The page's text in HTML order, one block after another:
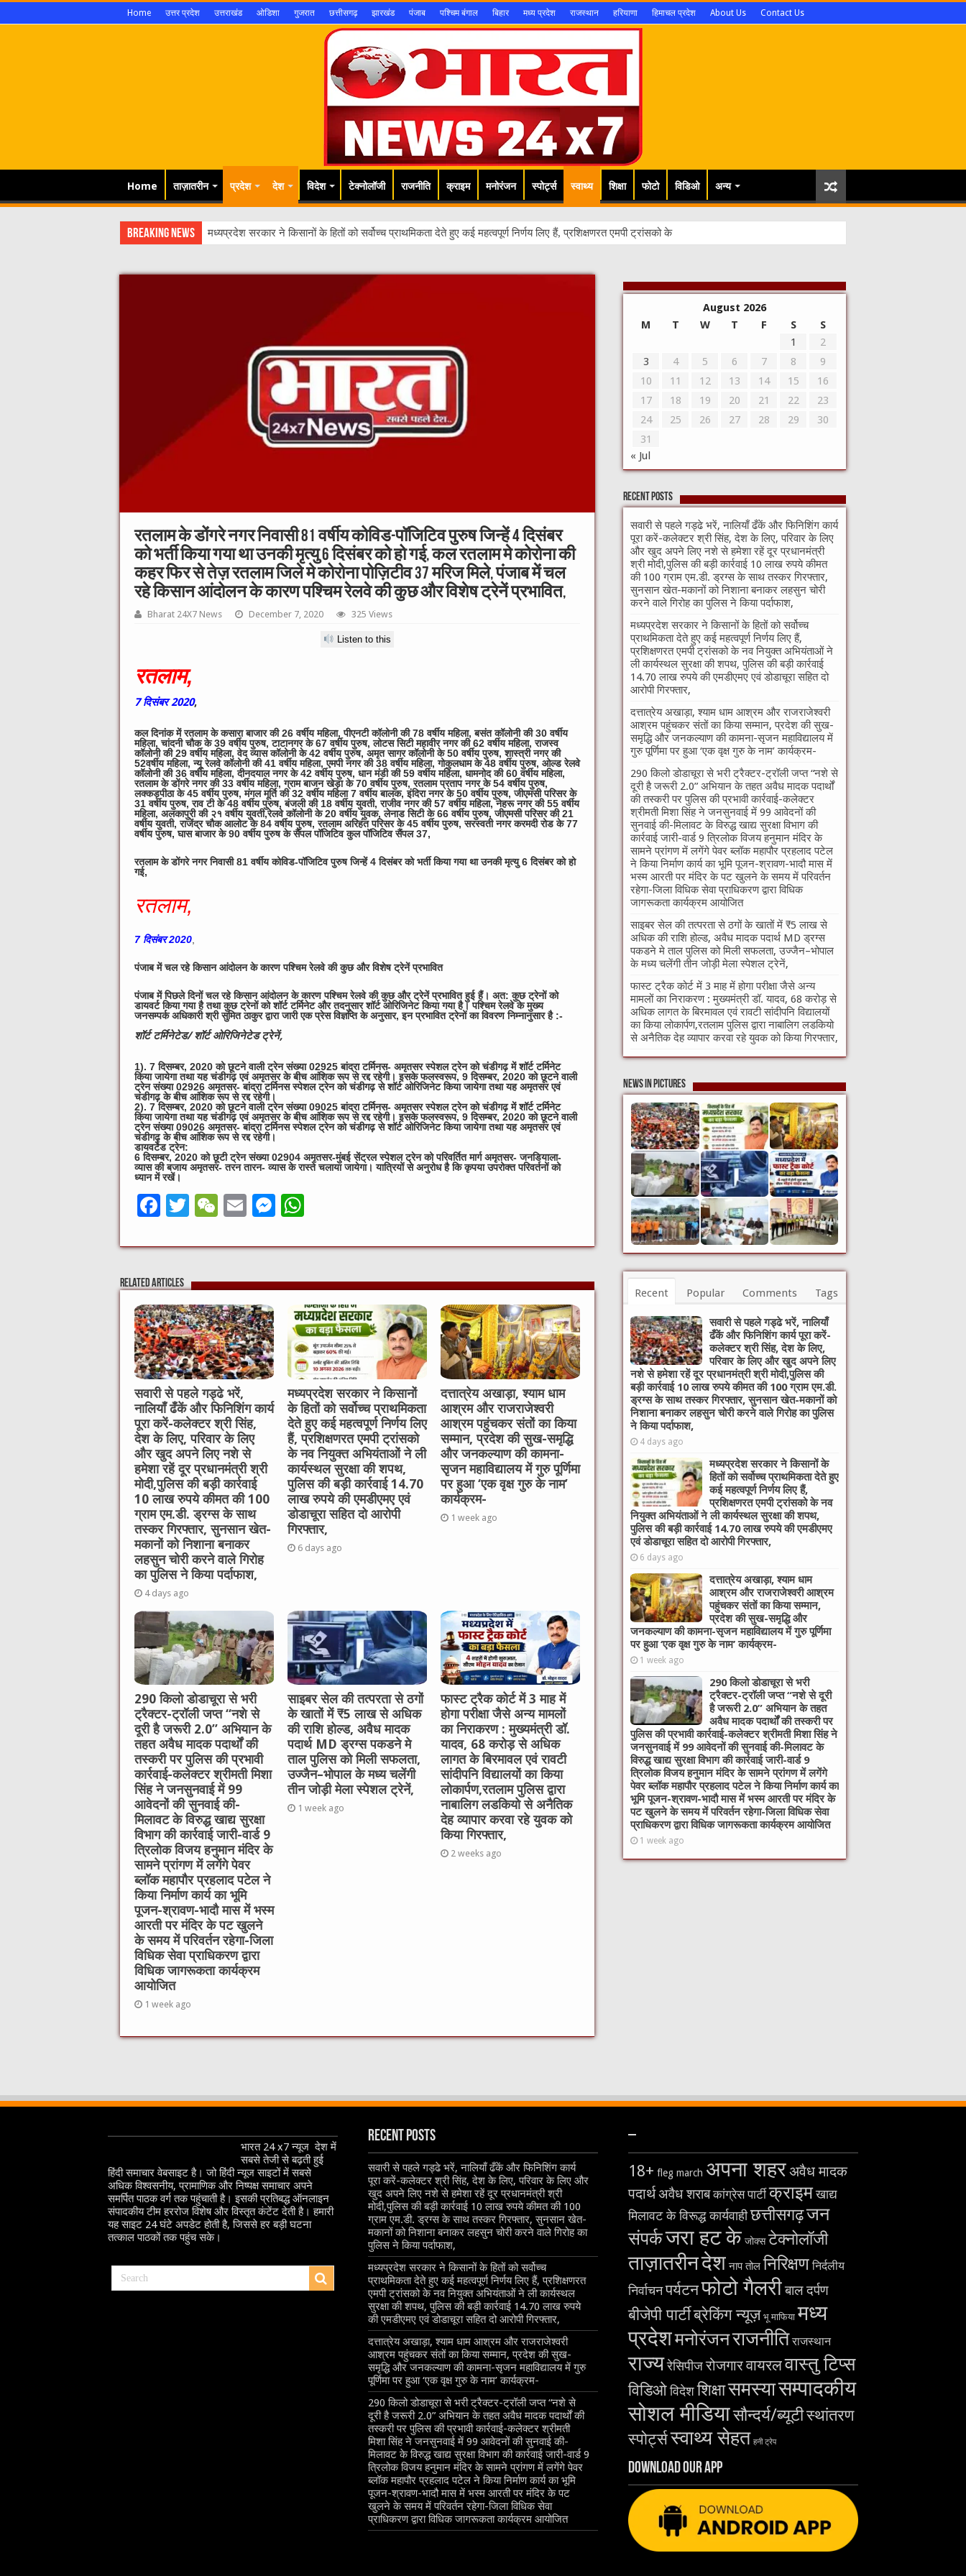
Home उत्तर प्रदेश उत्तराखंड ओडिशा गुजरात छत्तीसगढ़ झारखंड पंजाब पश्चिम बंगाल बिहार मध्य प्रदेश राजस्थान हरियाणा हिमाचल प्रदेश About Us Contact Us
Home ताज़ातरीन प्रदेश देश विदेश टेक्नोलॉजी राजनीति क्राइम मनोरंजन स्पोर्ट्स स्वाथ्य शिक्षा फोटो विडिओ अन्य
Breaking News दत्तात्रेय अखाड़ा, श
रतलाम के डोंगरे नगर निवासी 81 वर्षीय कोविड-पॉजिटिव पुरुष जिन्हें 4 दिसंबर
को भर्ती किया गया था उनकी मृत्यु 6 दिसंबर को हो गई, कल रतलाम मे कोरोना की
कहर फिर से तेज़ रतलाम जिले मे कोरोना पोज़िटीव 37 मरिज मिले, पंजाब में चल
रहे किसान आंदोलन के कारण पश्चिम रेलवे की कुछ और विशेष ट्रेनें प्रभावित,
Bharat 24X7 News December 7, 2020 325 Views
Listen to this
रतलाम,
7 दिसंबर 2020,
कल दिनांक में रतलाम के कसारा बाजार की 26 वर्षीय महिला, पीएनटी कॉलोनी की 78 वर्षीय महिला, बसंत कॉलोनी की 30 वर्षीय
महिला, चांदनी चौक के 39 वर्षीय पुरुष, टाटानगर के 67 वर्षीय पुरुष, लोटस सिटी महावीर नगर की 62 वर्षीय महिला, राजस्व
कॉलोनी की 29 वर्षीय महिला, वेद व्यास कॉलोनी के 42 वर्षीय पुरुष, अमृत सागर कॉलोनी के 50 वर्षीय पुरुष, शास्त्री नगर की
52वर्षीय महिला, न्यू रेलवे कॉलोनी की 41 वर्षीय महिला, एमपी नगर की 38 वर्षीय महिला, गोकुलधाम के 48 वर्षीय पुरुष, ओल्ड रेलवे
कॉलोनी की 36 वर्षीय महिला, दीनदयाल नगर के 42 वर्षीय पुरुष, धान मंडी की 59 वर्षीय महिला, धामनोद की 60 वर्षीय महिला,
रतलाम के डोंगरे नगर की 33 वर्षीय महिला, ग्राम बाजन खेड़ा के 70 वर्षीय पुरुष, रतलाम प्रताप नगर के 54 वर्षीय पुरुष,
लक्कड़पीठा के 45 वर्षीय पुरुष, मंगल मूर्ति की 32 वर्षीय महिला 7 वर्षीय बालक, इंदिरा नगर के 50 वर्षीय पुरुष, जीएमसी परिसर के
31 वर्षीय पुरुष, राव टी के 48 वर्षीय पुरुष, बंजली की 18 वर्षीय युवती, राजीव नगर की 57 वर्षीय महिला, नेहरू नगर की 55 वर्षीय
महिला, अलकापुरी की २१ वर्षीय युवती,रेलवे कॉलोनी के 20 वर्षीय युवक, लेनाड सिटी के 66 वर्षीय पुरुष, जीएमसी परिसर की 21
वर्षीय युवती, राजेंद्र चौक आलोट के 84 वर्षीय पुरुष, रतलाम अरिहंत परिसर के 45 वर्षीय पुरुष, सरस्वती नगर करमदी रोड के 77
वर्षीय पुरुष, घास बाजार के 90 वर्षीय पुरुष के सैंपल पॉजिटिव कुल पॉजिटिव सैंपल 37,
रतलाम के डोंगरे नगर निवासी 81 वर्षीय कोविड-पॉजिटिव पुरुष जिन्हें 4 दिसंबर को भर्ती किया गया था उनकी मृत्यु 6 दिसंबर को हो
गई,
रतलाम,
7 दिसंबर 2020,
पंजाब में चल रहे किसान आंदोलन के कारण पश्चिम रेलवे की कुछ और विशेष ट्रेनें प्रभावित
पंजाब में पिछले दिनों चल रहे किसान आंदोलन के कारण पश्चिम रेलवे की कुछ और ट्रेनें प्रभावित हुई हैं। अत: कुछ ट्रेनों को
डायवर्ट किया गया है तथा कुछ ट्रेनों को शॉर्ट टर्मिनेट और तदनुसार शॉर्ट ओरिजिनेट किया गया है।पश्चिम रेलवे के मुख्य
जनसम्पर्क अधिकारी श्री सुमित ठाकुर द्वारा जारी एक प्रेस विज्ञप्ति के अनुसार, इन प्रभावित ट्रेनों का विवरण निम्नानुसार है :-
शॉर्ट टर्मिनेटेड/ शॉर्ट ओरिजिनेटेड ट्रेनें,
1). 7 दिसम्‍बर, 2020 को छूटने वाली ट्रेन संख्‍या 02925 बांद्रा टर्मिनस- अमृतसर स्पेशल ट्रेन को चंडीगढ़ में शॉर्ट टर्मिनेट
किया जायेगा तथा यह चंडीगढ़ एवं अमृतसर के बीच आंशिक रूप से रद्द रहेगी। इसके फलस्‍वरूप, 9 दिसम्‍बर, 2020 को छूटने वाली
ट्रेन संख्‍या 02926 अमृतसर- बांद्रा टर्मिनस स्पेशल ट्रेन को चंडीगढ़ से शॉर्ट ओरिजिनेट किया जायेगा तथा यह अमृतसर एवं
चंडीगढ़ के बीच आंशिक रूप से रद्द रहेगी।
2). 7 दिसम्‍बर, 2020 को छूटने वाली ट्रेन संख्‍या 09025 बांद्रा टर्मिनस- अमृतसर स्पेशल ट्रेन को चंडीगढ़ में शॉर्ट टर्मिनेट
किया जायेगा तथा यह चंडीगढ़ एवं अमृतसर के बीच आंशिक रूप से रद्द रहेगी। इसके फलस्‍वरूप, 9 दिसम्‍बर, 2020 को छूटने वाली
ट्रेन संख्‍या 09026 अमृतसर- बांद्रा टर्मिनस स्पेशल ट्रेन को चंडीगढ़ से शॉर्ट ओरिजिनेट किया जायेगा तथा यह अमृतसर एवं
चंडीगढ़ के बीच आंशिक रूप से रद्द रहेगी।
डायवर्टेड ट्रेन:
6 दिसम्‍बर, 2020 को छूटी ट्रेन संख्‍या 02904 अमृतसर-मुंबई सेंट्रल स्पेशल ट्रेन को परिवर्तित मार्ग अमृतसर- जनडियाला-
व्‍यास की बजाय अमृतसर- तरन तारन- व्‍यास के रास्ते चलाया जायेगा।यात्रियों से अनुरोध है कि कृपया उपरोक्‍त परिवर्तनों को
ध्यान में रखें।
F
c
e
b
o
o
k
T
it
te
r
W
C
h
at
E
ai
l
M
ss
e
n
er
at
s
A
p
p
Related Articles
सवारी से पहले गड्ढे भरें,
नालियाँ ढँकें और फिनिशिंग कार्य
पूरा करें-कलेक्टर श्री सिंह,
देश के लिए, परिवार के लिए
और खुद अपने लिए नशे से
हमेशा रहें दूर प्रधानमंत्री श्री
मोदी,पुलिस की बड़ी कार्रवाई
10 लाख रुपये कीमत की 100
ग्राम एम.डी. ड्रग्स के साथ
तस्कर गिरफ्तार, सुनसान खेत-
मकानों को निशाना बनाकर
लहसुन चोरी करने वाले गिरोह
का पुलिस ने किया पर्दाफाश,
4 days ago
मध्यप्रदेश सरकार ने किसानों
के हितों को सर्वोच्च प्राथमिकता
देते हुए कई महत्वपूर्ण निर्णय लिए
हैं, प्रशिक्षणरत एमपी ट्रांसको
के नव नियुक्त अभियंताओं ने ली
कार्यस्थल सुरक्षा की शपथ,
पुलिस की बड़ी कार्रवाई 14.70
लाख रुपये की एमडीएमए एवं
डोडाचूरा सहित दो आरोपी
गिरफ्तार,
6 days ago
दत्तात्रेय अखाड़ा, श्याम धाम
आश्रम और राजराजेश्वरी
आश्रम पहुंचकर संतों का किया
सम्मान, प्रदेश की सुख-समृद्धि
और जनकल्याण की कामना-
सृजन महाविद्यालय में गुरु पूर्णिमा
पर हुआ ‘एक वृक्ष गुरु के नाम’
कार्यक्रम-
1 week ago
290 किलो डोडाचूरा से भरी
ट्रैक्टर-ट्रॉली जप्त “नशे से
दूरी है जरूरी 2.0” अभियान के
तहत अवैध मादक पदार्थों की
तस्करी पर पुलिस की प्रभावी
कार्रवाई-कलेक्टर श्रीमती मिशा
सिंह ने जनसुनवाई में 99
आवेदनों की सुनवाई की-
मिलावट के विरुद्ध खाद्य सुरक्षा
विभाग की कार्रवाई जारी-वार्ड 9
त्रिलोक विजय हनुमान मंदिर के
सामने प्रांगण में लगेंगे पेवर
ब्लॉक महापौर प्रहलाद पटेल ने
किया निर्माण कार्य का भूमि
पूजन-श्रावण-भादौ मास में भस्म
आरती पर मंदिर के पट खुलने
के समय में परिवर्तन रहेगा-जिला
विधिक सेवा प्राधिकरण द्वारा
विधिक जागरूकता कार्यक्रम
आयोजित
1 week ago
साइबर सेल की तत्परता से ठगों
के खातों में ₹5 लाख से अधिक
की राशि होल्ड, अवैध मादक
पदार्थ MD ड्रग्स पकडने मे
ताल पुलिस को मिली सफलता,
उज्जैन–भोपाल के मध्य चलेंगी
तीन जोड़ी मेला स्पेशल ट्रेनें,
1 week ago
फास्ट ट्रैक कोर्ट में 3 माह में
होगा परीक्षा जैसे अन्य मामलों
का निराकरण : मुख्यमंत्री डॉ.
यादव, 68 करोड़ से अधिक
लागत के बिरमावल एवं रावटी
सांदीपनि विद्यालयों का किया
लोकार्पण,रतलाम पुलिस द्वारा
नाबालिग लडकियो से अनैतिक
देह व्यापार करवा रहे युवक को
किया गिरफ्तार,
2 weeks ago
August 2026
M
T W T F S
S
1
2
3
4 5 6 7 8
9
10
11 12 13 14 15
16
17
18 19 20 21 22
23
24
25 26 27 28 29
30
31
« Jul
Recent Posts
सवारी से पहले गड्ढे भरें, नालियाँ ढँकें और फिनिशिंग कार्य
पूरा करें-कलेक्टर श्री सिंह, देश के लिए, परिवार के लिए
और खुद अपने लिए नशे से हमेशा रहें दूर प्रधानमंत्री
श्री मोदी,पुलिस की बड़ी कार्रवाई 10 लाख रुपये कीमत
की 100 ग्राम एम.डी. ड्रग्स के साथ तस्कर गिरफ्तार,
सुनसान खेत-मकानों को निशाना बनाकर लहसुन चोरी
करने वाले गिरोह का पुलिस ने किया पर्दाफाश,
मध्यप्रदेश सरकार ने किसानों के हितों को सर्वोच्च
प्राथमिकता देते हुए कई महत्वपूर्ण निर्णय लिए हैं,
प्रशिक्षणरत एमपी ट्रांसको के नव नियुक्त अभियंताओं ने
ली कार्यस्थल सुरक्षा की शपथ, पुलिस की बड़ी कार्रवाई
14.70 लाख रुपये की एमडीएमए एवं डोडाचूरा सहित दो
आरोपी गिरफ्तार,
दत्तात्रेय अखाड़ा, श्याम धाम आश्रम और राजराजेश्वरी
आश्रम पहुंचकर संतों का किया सम्मान, प्रदेश की सुख-
समृद्धि और जनकल्याण की कामना-सृजन महाविद्यालय में
गुरु पूर्णिमा पर हुआ ‘एक वृक्ष गुरु के नाम’ कार्यक्रम-
290 किलो डोडाचूरा से भरी ट्रैक्टर-ट्रॉली जप्त “नशे से
दूरी है जरूरी 2.0” अभियान के तहत अवैध मादक पदार्थों
की तस्करी पर पुलिस की प्रभावी कार्रवाई-कलेक्टर
श्रीमती मिशा सिंह ने जनसुनवाई में 99 आवेदनों की
सुनवाई की-मिलावट के विरुद्ध खाद्य सुरक्षा विभाग की
कार्रवाई जारी-वार्ड 9 त्रिलोक विजय हनुमान मंदिर के
सामने प्रांगण में लगेंगे पेवर ब्लॉक महापौर प्रहलाद पटेल
ने किया निर्माण कार्य का भूमि पूजन-श्रावण-भादौ मास में
भस्म आरती पर मंदिर के पट खुलने के समय में परिवर्तन
रहेगा-जिला विधिक सेवा प्राधिकरण द्वारा विधिक
जागरूकता कार्यक्रम आयोजित
साइबर सेल की तत्परता से ठगों के खातों में ₹5 लाख से
अधिक की राशि होल्ड, अवैध मादक पदार्थ MD ड्रग्स
पकडने मे ताल पुलिस को मिली सफलता, उज्जैन–भोपाल
के मध्य चलेंगी तीन जोड़ी मेला स्पेशल ट्रेनें,
फास्ट ट्रैक कोर्ट में 3 माह में होगा परीक्षा जैसे अन्य
मामलों का निराकरण : मुख्यमंत्री डॉ. यादव, 68 करोड़ से
अधिक लागत के बिरमावल एवं रावटी सांदीपनि विद्यालयों
का किया लोकार्पण,रतलाम पुलिस द्वारा नाबालिग लडकियो
से अनैतिक देह व्यापार करवा रहे युवक को किया गिरफ्तार,
News in Pictures
Recent Popular Comments Tags
सवारी से पहले गड्ढे भरें, नालियाँ
ढँकें और फिनिशिंग कार्य पूरा करें-
कलेक्टर श्री सिंह, देश के लिए,
परिवार के लिए और खुद अपने लिए
नशे से हमेशा रहें दूर प्रधानमंत्री श्री मोदी,पुलिस की
बड़ी कार्रवाई 10 लाख रुपये कीमत की 100 ग्राम एम.डी.
ड्रग्स के साथ तस्कर गिरफ्तार, सुनसान खेत-मकानों को
निशाना बनाकर लहसुन चोरी करने वाले गिरोह का पुलिस
ने किया पर्दाफाश,
4 days ago
मध्यप्रदेश सरकार ने किसानों के
हितों को सर्वोच्च प्राथमिकता देते हुए
कई महत्वपूर्ण निर्णय लिए हैं,
प्रशिक्षणरत एमपी ट्रांसको के नव
नियुक्त अभियंताओं ने ली कार्यस्थल सुरक्षा की शपथ,
पुलिस की बड़ी कार्रवाई 14.70 लाख रुपये की एमडीएमए
एवं डोडाचूरा सहित दो आरोपी गिरफ्तार,
6 days ago
दत्तात्रेय अखाड़ा, श्याम धाम
आश्रम और राजराजेश्वरी आश्रम
पहुंचकर संतों का किया सम्मान,
प्रदेश की सुख-समृद्धि और
जनकल्याण की कामना-सृजन महाविद्यालय में गुरु पूर्णिमा
पर हुआ ‘एक वृक्ष गुरु के नाम’ कार्यक्रम-
1 week ago
290 किलो डोडाचूरा से भरी
ट्रैक्टर-ट्रॉली जप्त “नशे से दूरी
है जरूरी 2.0” अभियान के तहत
अवैध मादक पदार्थों की तस्करी पर
पुलिस की प्रभावी कार्रवाई-कलेक्टर श्रीमती मिशा सिंह ने
जनसुनवाई में 99 आवेदनों की सुनवाई की-मिलावट के
विरुद्ध खाद्य सुरक्षा विभाग की कार्रवाई जारी-वार्ड 9
त्रिलोक विजय हनुमान मंदिर के सामने प्रांगण में लगेंगे
पेवर ब्लॉक महापौर प्रहलाद पटेल ने किया निर्माण कार्य का
भूमि पूजन-श्रावण-भादौ मास में भस्म आरती पर मंदिर के
पट खुलने के समय में परिवर्तन रहेगा-जिला विधिक सेवा
प्राधिकरण द्वारा विधिक जागरूकता कार्यक्रम आयोजित
1 week ago
भारत 24 x7 न्यूज देश में
सबसे तेजी से बढ़ती हुई
हिंदी समाचार वेबसाइट है। जो हिंदी न्यूज साइटों में सबसे
अधिक विश्वसनीय, प्रामाणिक और निष्पक्ष समाचार अपने
समर्पित पाठक वर्ग तक पहुंचाती है। इसकी प्रतिबद्ध ऑनलाइन
संपादकीय टीम हररोज विशेष और विस्तृत कंटेंट देती है। हमारी
यह साइट 24 घंटे अपडेट होती है, जिससे हर बड़ी घटना
तत्काल पाठकों तक पहुंच सके।
Recent Posts
सवारी से पहले गड्ढे भरें, नालियाँ ढँकें और फिनिशिंग कार्य
पूरा करें-कलेक्टर श्री सिंह, देश के लिए, परिवार के लिए और
खुद अपने लिए नशे से हमेशा रहें दूर प्रधानमंत्री श्री
मोदी,पुलिस की बड़ी कार्रवाई 10 लाख रुपये कीमत की 100
ग्राम एम.डी. ड्रग्स के साथ तस्कर गिरफ्तार, सुनसान खेत-
मकानों को निशाना बनाकर लहसुन चोरी करने वाले गिरोह का
पुलिस ने किया पर्दाफाश,
मध्यप्रदेश सरकार ने किसानों के हितों को सर्वोच्च
प्राथमिकता देते हुए कई महत्वपूर्ण निर्णय लिए हैं, प्रशिक्षणरत
एमपी ट्रांसको के नव नियुक्त अभियंताओं ने ली कार्यस्थल
सुरक्षा की शपथ, पुलिस की बड़ी कार्रवाई 14.70 लाख रुपये
की एमडीएमए एवं डोडाचूरा सहित दो आरोपी गिरफ्तार,
दत्तात्रेय अखाड़ा, श्याम धाम आश्रम और राजराजेश्वरी
आश्रम पहुंचकर संतों का किया सम्मान, प्रदेश की सुख-
समृद्धि और जनकल्याण की कामना-सृजन महाविद्यालय में गुरु
पूर्णिमा पर हुआ ‘एक वृक्ष गुरु के नाम’ कार्यक्रम-
290 किलो डोडाचूरा से भरी ट्रैक्टर-ट्रॉली जप्त “नशे से
दूरी है जरूरी 2.0” अभियान के तहत अवैध मादक पदार्थों की
तस्करी पर पुलिस की प्रभावी कार्रवाई-कलेक्टर श्रीमती
मिशा सिंह ने जनसुनवाई में 99 आवेदनों की सुनवाई की-
मिलावट के विरुद्ध खाद्य सुरक्षा विभाग की कार्रवाई जारी-वार्ड 9
त्रिलोक विजय हनुमान मंदिर के सामने प्रांगण में लगेंगे पेवर
ब्लॉक महापौर प्रहलाद पटेल ने किया निर्माण कार्य का भूमि
पूजन-श्रावण-भादौ मास में भस्म आरती पर मंदिर के पट
खुलने के समय में परिवर्तन रहेगा-जिला विधिक सेवा
प्राधिकरण द्वारा विधिक जागरूकता कार्यक्रम आयोजित
–
18+ fleg march अपना शहरअवैध मादक
पदार्थअवैध शराब कांग्रेस पार्टी क्राइमखाद्य
मिलावट के विरूद्ध कार्यवाहीछत्तीसगढ़जन
संपर्कजरा हट के जोक्स टेक्नोलॉजी
ताज़ातरीनदेश नाप तोल निरिक्षण निर्दलीय
निर्वाचनपर्यटनफोटो गैलरीबाल दर्पण
बीजेपी पार्टीब्रेकिंग न्यूज़ भू माफिया मध्य
प्रदेशमनोरंजनराजनीति राजस्थान
राज्यरेसिपीजरोजगारवायरलवास्तु टिप्स
विडिओविदेशशिक्षासमस्यासम्पादकीय
सोशल मीडियासौन्दर्य/ब्यूटीस्थांतरण
स्पोर्ट्सस्वाथ्य सेहत हनी ट्रेप
Download Our App